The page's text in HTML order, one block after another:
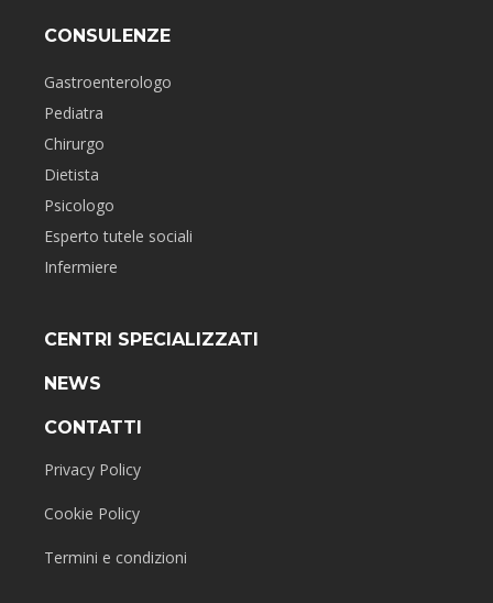
CONSULENZE
Gastroenterologo
Pediatra
Chirurgo
Dietista
Psicologo
Esperto tutele sociali
Infermiere
CENTRI SPECIALIZZATI
NEWS
CONTATTI
Privacy Policy
Cookie Policy
Termini e condizioni